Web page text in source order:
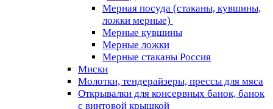
Мерная посуда (стаканы, кувшины,
ложки мерные)
Мерные кувшины
Мерные ложки
Мерные стаканы Россия
Миски
Молотки, тендерайзеры, прессы для мяса
Открывалки для консервных банок, банок
с винтовой крышкой